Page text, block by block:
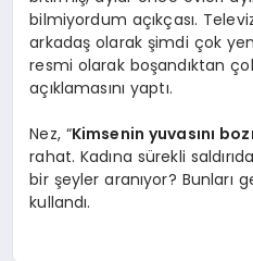
bilmiyordum açıkçası.
arkadaş olarak şimdi çok
resmi olarak boşandıktan
açıklamasını yaptı.
Nez, “Kimsenin yuvasını
rahat. Kadına sürekli
bir şeyler aranıyor? Bunları
kullandı.